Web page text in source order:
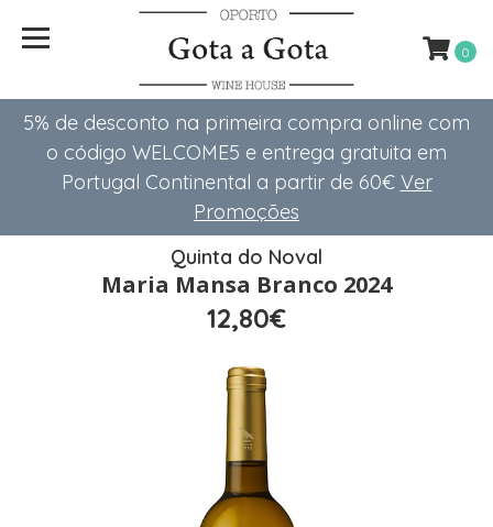
5% de desconto na primeira compra online com
o código WELCOME5 e entrega gratuita em
Portugal Continental a partir de 60€ Ver
Promoções
0
Quinta do Noval
Maria Mansa Branco 2024
12,80€